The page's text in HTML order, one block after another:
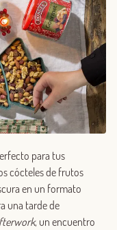
para tus
cócteles de frutos
en un formato
una tarde de
, un encuentro